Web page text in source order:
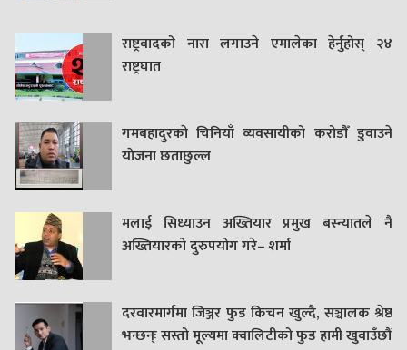
राष्ट्रवादको नारा लगाउने एमालेका हेर्नुहोस् २४
राष्ट्रघात
गमबहादुरकाे चिनियाँ व्यवसायीको करोडौँ डुवाउने
याेजना छताछुल्ल
मलाई सिध्याउन अख्तियार प्रमुख बस्न्यातले नै
अख्तियारको दुरुपयोग गरे– शर्मा
दरवारमार्गमा जिञ्जर फुड किचन खुल्दै, सञ्चालक श्रेष्ठ
भन्छन्ः सस्तो मूल्यमा क्वालिटीको फुड हामी खुवाउँछौं